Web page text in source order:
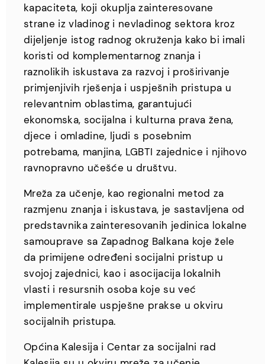
kapaciteta, koji okuplja zainteresovane
strane iz vladinog i nevladinog sektora kroz
dijeljenje istog radnog okruženja kako bi imali
koristi od komplementarnog znanja i
raznolikih iskustava za razvoj i proširivanje
primjenjivih rješenja i uspješnih pristupa u
relevantnim oblastima, garantujući
ekonomska, socijalna i kulturna prava žena,
djece i omladine, ljudi s posebnim
potrebama, manjina, LGBTI zajednice i njihovo
ravnopravno učešće u društvu.
Mreža za učenje, kao regionalni metod za
razmjenu znanja i iskustava, je sastavljena od
predstavnika zainteresovanih jedinica lokalne
samouprave sa Zapadnog Balkana koje žele
da primijene određeni socijalni pristup u
svojoj zajednici, kao i asocijacija lokalnih
vlasti i resursnih osoba koje su već
implementirale uspješne prakse u okviru
socijalnih pristupa.
Općina Kalesija i Centar za socijalni rad